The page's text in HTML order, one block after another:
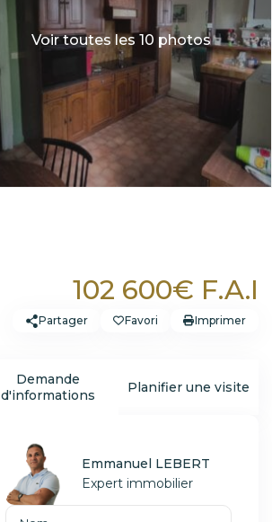
Voir toutes les 10 photos
102 600€ F.A.I
Partager Favori Imprimer
Demande
d'informations
Planifier une visite
Emmanuel LEBERT
Expert immobilier